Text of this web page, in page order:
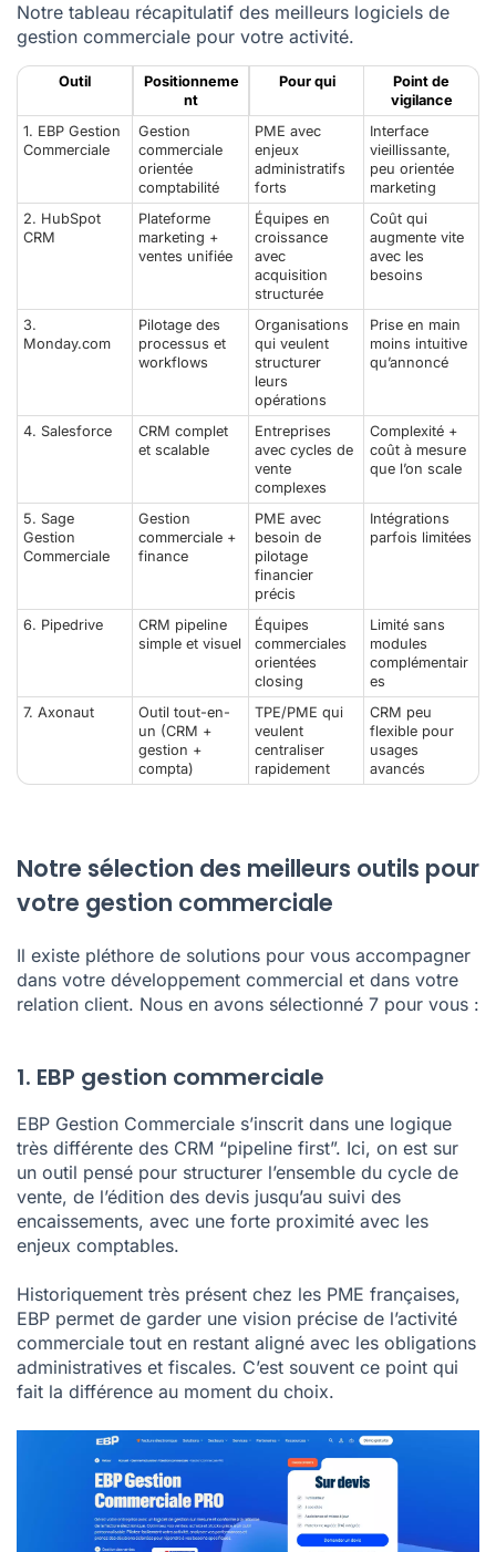
Notre tableau récapitulatif des meilleurs logiciels de
gestion commerciale pour votre activité.
Outil
Positionneme
nt
Pour qui
Point de
vigilance
1. EBP Gestion
Commerciale
Gestion
commerciale
orientée
comptabilité
PME avec
enjeux
administratifs
forts
Interface
vieillissante,
peu orientée
marketing
2. HubSpot
CRM
Plateforme
marketing +
ventes unifiée
Équipes en
croissance
avec
acquisition
structurée
Coût qui
augmente vite
avec les
besoins
3.
Monday.com
Pilotage des
processus et
workflows
Organisations
qui veulent
structurer
leurs
opérations
Prise en main
moins intuitive
qu’annoncé
4. Salesforce
CRM complet
et scalable
Entreprises
avec cycles de
vente
complexes
Complexité +
coût à mesure
que l’on scale
5. Sage
Gestion
Commerciale
Gestion
commerciale +
finance
PME avec
besoin de
pilotage
financier
précis
Intégrations
parfois limitées
6. Pipedrive
CRM pipeline
simple et visuel
Équipes
commerciales
orientées
closing
Limité sans
modules
complémentair
es
7. Axonaut
Outil tout-en-
un (CRM +
gestion +
compta)
TPE/PME qui
veulent
centraliser
rapidement
CRM peu
flexible pour
usages
avancés
Notre sélection des meilleurs outils pour
votre gestion commerciale
Il existe pléthore de solutions pour vous accompagner
dans votre développement commercial et dans votre
relation client. Nous en avons sélectionné 7 pour vous :
1. EBP gestion commerciale
EBP Gestion Commerciale s’inscrit dans une logique
très différente des CRM “pipeline first”. Ici, on est sur
un outil pensé pour structurer l’ensemble du cycle de
vente, de l’édition des devis jusqu’au suivi des
encaissements, avec une forte proximité avec les
enjeux comptables.
Historiquement très présent chez les PME françaises,
EBP permet de garder une vision précise de l’activité
commerciale tout en restant aligné avec les obligations
administratives et fiscales. C’est souvent ce point qui
fait la différence au moment du choix.